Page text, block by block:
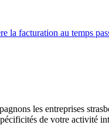
la facturation au temps
les entreprises
de votre activité